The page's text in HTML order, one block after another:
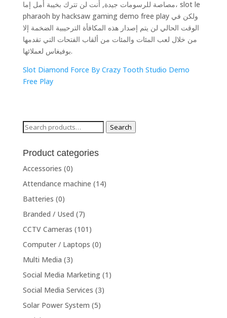
مصاصة للرسومات جيدة, أنت لن تترك بخيبة أمل إما، slot le
pharaoh by hacksaw gaming demo free play ولكن في
الوقت الحالي لن يتم إصدار هذه المكافأة الترحيبية الضخمة إلا
من خلال لعب المئات والمئات من ألقاب الفتحات التي تقدمها
بوفيغاس لعملائها.
Slot Diamond Force By Crazy Tooth Studio Demo
Free Play
Search
Search
Product categories
Accessories (0)
Attendance machine (14)
Batteries (0)
Branded / Used (7)
CCTV Cameras (101)
Computer / Laptops (0)
Multi Media (3)
Social Media Marketing (1)
Social Media Services (3)
Solar Power System (5)